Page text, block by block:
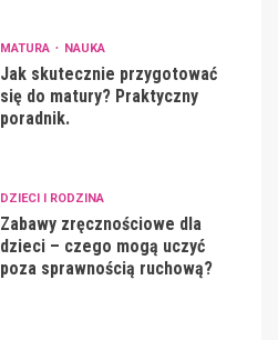
MATURA NAUKA
Jak skutecznie przygotować
się do matury? Praktyczny
poradnik.
DZIECI I RODZINA
Zabawy zręcznościowe dla
dzieci – czego mogą uczyć
poza sprawnością ruchową?